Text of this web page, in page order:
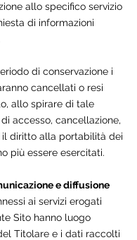
allo specifico servizio
di informazioni
di conservazione i
cancellati o resi
allo spirare di tale
accesso, cancellazione,
il diritto alla portabilità dei
più essere esercitati.
e diffusione
ai servizi erogati
Sito hanno luogo
Titolare e i dati raccolti